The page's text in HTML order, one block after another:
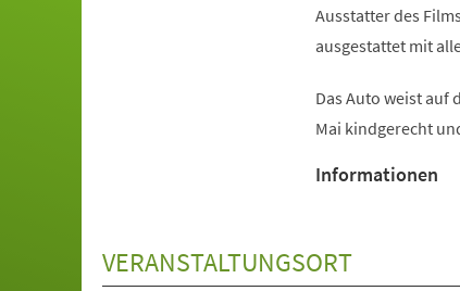
Ausstatter des
ausgestattet mit
Das Auto weist auf
Mai kindgerecht
Informationen
VERANSTALTUNGSORT